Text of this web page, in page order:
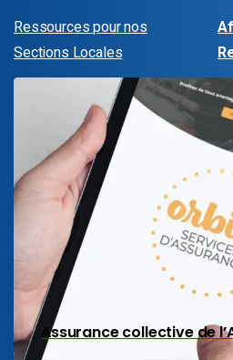
Ressources pour nos
Sections Locales
Assurance collective de